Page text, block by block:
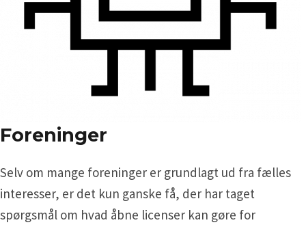
Foreninger
Selv om mange foreninger er grundlagt ud fra fælles
interesser, er det kun ganske få, der har taget
spørgsmål om hvad åbne licenser kan gøre for